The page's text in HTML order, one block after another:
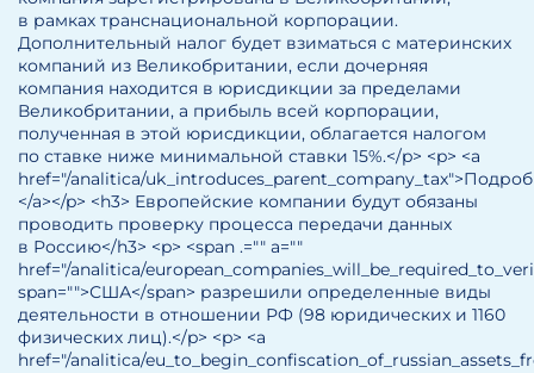
в рамках транснациональной корпорации.
Дополнительный налог будет взиматься с материнских
компаний из Великобритании, если дочерняя
компания находится в юрисдикции за пределами
Великобритании, а прибыль всей корпорации,
полученная в этой юрисдикции, облагается налогом
по ставке ниже минимальной ставки 15%.</p> <p> <a
href="/analitica/
</a></p> <h3> Европейские компании будут обязаны
проводить проверку процесса передачи данных
в Россию</h3> <p> <span .="" a=""
href="/analitica/
span="">США</span> разрешили определенные виды
деятельности в отношении РФ (98 юридических и 1160
физических лиц).</p> <p> <a
href="/analitica/